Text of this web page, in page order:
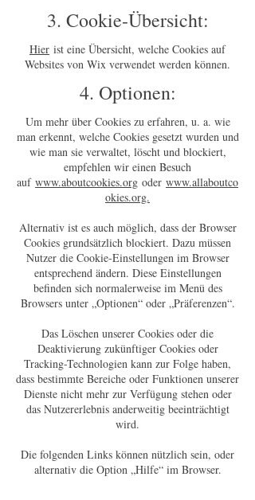
3. Cookie-Übersicht:
Hier ist eine Übersicht, welche Cookies auf
Websites von Wix verwendet werden können.
4. Optionen:
Um mehr über Cookies zu erfahren, u. a. wie
man erkennt, welche Cookies gesetzt wurden und
wie man sie verwaltet, löscht und blockiert,
empfehlen wir einen Besuch
auf www.aboutcookies.org oder www.allaboutco
okies.org.
Alternativ ist es auch möglich, dass der Browser
Cookies grundsätzlich blockiert. Dazu müssen
Nutzer die Cookie-Einstellungen im Browser
entsprechend ändern. Diese Einstellungen
befinden sich normalerweise im Menü des
Browsers unter „Optionen“ oder „Präferenzen“.
Das Löschen unserer Cookies oder die
Deaktivierung zukünftiger Cookies oder
Tracking-Technologien kann zur Folge haben,
dass bestimmte Bereiche oder Funktionen unserer
Dienste nicht mehr zur Verfügung stehen oder
das Nutzererlebnis anderweitig beeinträchtigt
wird.
Die folgenden Links können nützlich sein, oder
alternativ die Option „Hilfe“ im Browser.